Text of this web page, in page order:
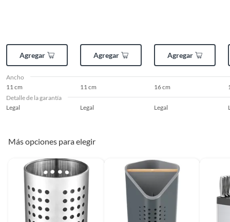
Agregar Agregar Agregar
Ancho
11 cm
11 cm 16 cm
Detalle de la garantía
Legal
Legal Legal
Más opciones para elegir